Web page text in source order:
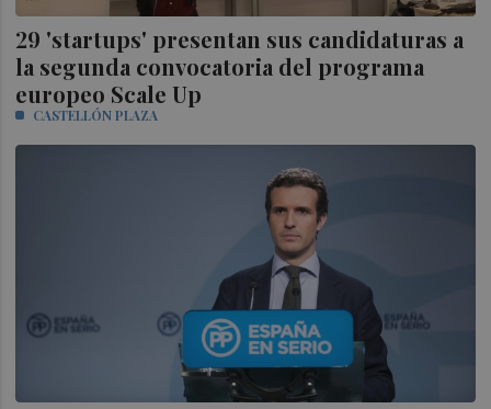
29 'startups' presentan sus candidaturas a
la segunda convocatoria del programa
europeo Scale Up
CASTELLÓN PLAZA